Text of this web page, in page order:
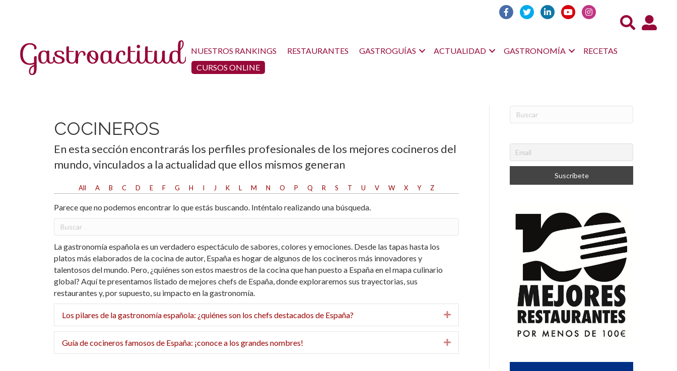
Acceso
NUESTROS RANKINGS RESTAURANTES GASTROGUÍAS ACTUALIDAD GASTRONOMÍA
RECETAS
CURSOS ONLINE
COCINEROS
En esta sección encontrarás los perfiles profesionales de los mejores cocineros del
mundo, vinculados a la actualidad que ellos mismos generan
All A B C D E F G H I J K L M N O P Q R S T U V W X Y Z
Parece que no podemos encontrar lo que estás buscando. Inténtalo realizando una búsqueda.
La gastronomía española es un verdadero espectáculo de sabores, colores y emociones. Desde las tapas hasta los
platos más elaborados de la cocina de autor, España es hogar de algunos de los cocineros más innovadores y
talentosos del mundo. Pero, ¿quiénes son estos maestros de la cocina que han puesto a España en el mapa culinario
global? Aquí te presentamos listado de mejores chefs de España, donde exploraremos sus trayectorias, sus
restaurantes y, por supuesto, su impacto en la gastronomía.
Los pilares de la gastronomía española: ¿quiénes son los chefs destacados de España? Expand
Guía de cocineros famosos de España: ¡conoce a los grandes nombres! Expand